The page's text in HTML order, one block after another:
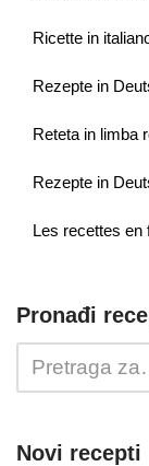
Ricette in
Rezepte in
Reteta in limba
Rezepte in
Les recettes en
Pronađi
Novi recepti